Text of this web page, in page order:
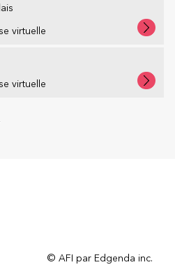
virtuelle
virtuelle
© AFI par Edgenda inc.